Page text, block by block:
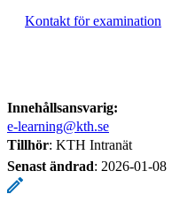
Kontakt för examination
Innehållsansvarig:
e-learning@kth.se
Tillhör: KTH Intranät
Senast ändrad: 2026-01-08